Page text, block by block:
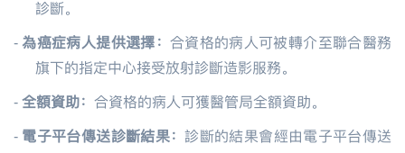
診斷。
- 為癌症病人提供選擇： 合資格的病人可被轉介至聯合醫務
旗下的指定中心接受放射診斷造影服務。
- 全額資助： 合資格的病人可獲醫管局全額資助。
- 電子平台傳送診斷結果：診斷的結果會經由電子平台傳送